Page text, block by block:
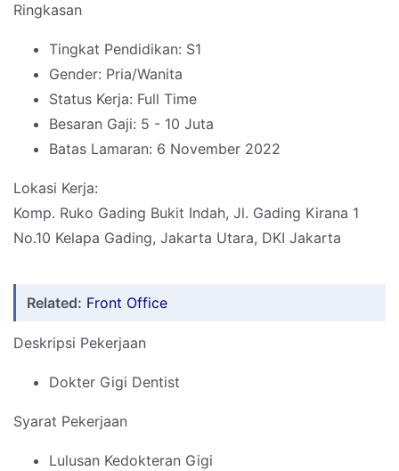
Ringkasan
Tingkat Pendidikan: S1
Gender: Pria/Wanita
Status Kerja: Full Time
Besaran Gaji: 5 - 10 Juta
Batas Lamaran: 6 November 2022
Lokasi Kerja:
Komp. Ruko Gading Bukit Indah, Jl. Gading Kirana 1
No.10 Kelapa Gading, Jakarta Utara, DKI Jakarta
Related: Front Office
Deskripsi Pekerjaan
Dokter Gigi Dentist
Syarat Pekerjaan
Lulusan Kedokteran Gigi